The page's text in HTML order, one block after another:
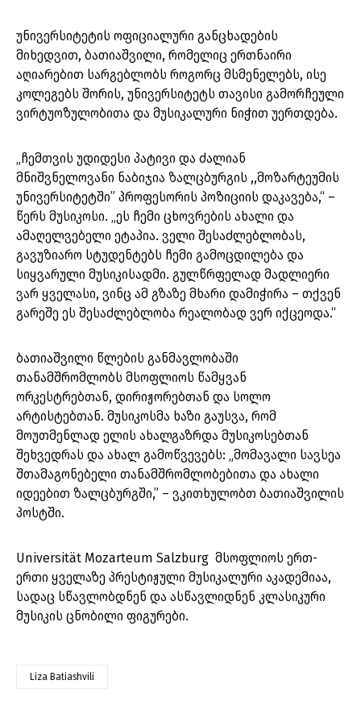
უნივერსიტეტის ოფიციალური განცხადების
მიხედვით, ბათიაშვილი, რომელიც ერთნაირი
აღიარებით სარგებლობს როგორც მსმენელებს, ისე
კოლეგებს შორის, უნივერსიტეტს თავისი გამორჩეული
ვირტუოზულობითა და მუსიკალური ნიჭით უერთდება.
„ჩემთვის უდიდესი პატივი და ძალიან
მნიშვნელოვანი ნაბიჯია ზალცბურგის ,,მოზარტეუმის
უნივერსიტეტში” პროფესორის პოზიციის დაკავება,“ –
წერს მუსიკოსი. „ეს ჩემი ცხოვრების ახალი და
ამაღელვებელი ეტაპია. ველი შესაძლებლობას,
გავუზიარო სტუდენტებს ჩემი გამოცდილება და
სიყვარული მუსიკისადმი. გულწრფელად მადლიერი
ვარ ყველასი, ვინც ამ გზაზე მხარი დამიჭირა – თქვენ
გარეშე ეს შესაძლებლობა რეალობად ვერ იქცეოდა.“
ბათიაშვილი წლების განმავლობაში
თანამშრომლობს მსოფლიოს წამყვან
ორკესტრებთან, დირიჟორებთან და სოლო
არტისტებთან. მუსიკოსმა ხაზი გაუსვა, რომ
მოუთმენლად ელის ახალგაზრდა მუსიკოსებთან
შეხვედრას და ახალ გამოწვევებს: „მომავალი სავსეა
შთამაგონებელი თანამშრომლობებითა და ახალი
იდეებით ზალცბურგში,” – ვკითხულობთ ბათიაშვილის
პოსტში.
Universität Mozarteum Salzburg მსოფლიოს ერთ-
ერთი ყველაზე პრესტიჟული მუსიკალური აკადემიაა,
სადაც სწავლობდნენ და ასწავლიდნენ კლასიკური
მუსიკის ცნობილი ფიგურები.
Liza Batiashvili